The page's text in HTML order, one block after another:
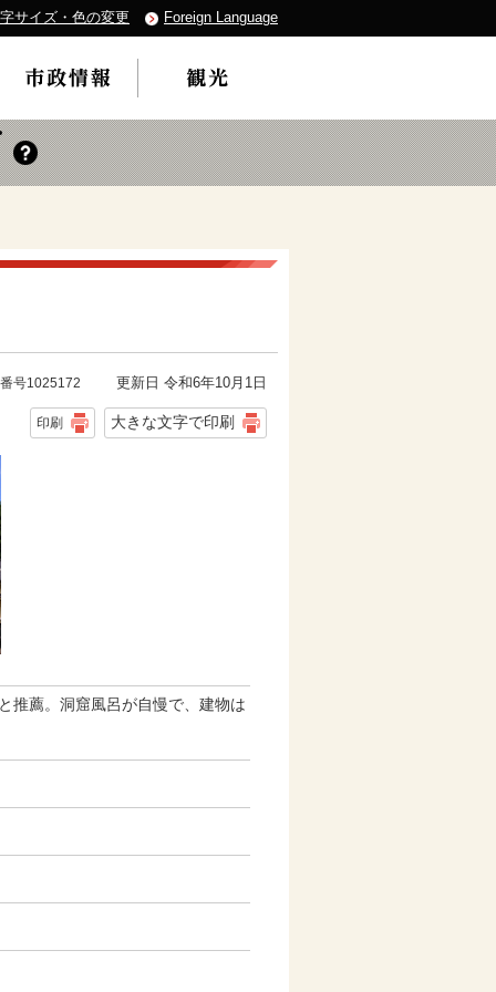
サイズ・色の変更 Foreign Language
号1025172 更新日 令和6年10月1日
印刷 大きな文字で印刷
推薦。洞窟風呂が自慢で、建物は